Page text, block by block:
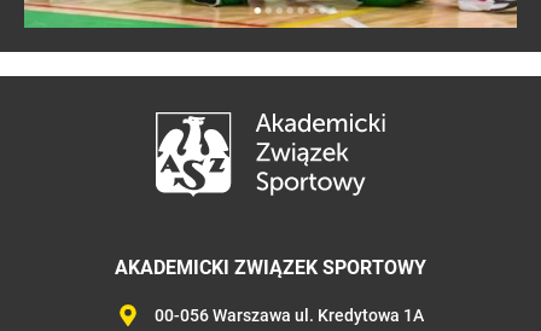
AKADEMICKI ZWIĄZEK SPORTOWY
00-056 Warszawa ul. Kredytowa 1A